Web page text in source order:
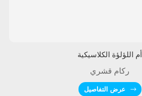
أم اللؤلؤة الكلاسيكية
ركام قشري
عرض التفاصيل